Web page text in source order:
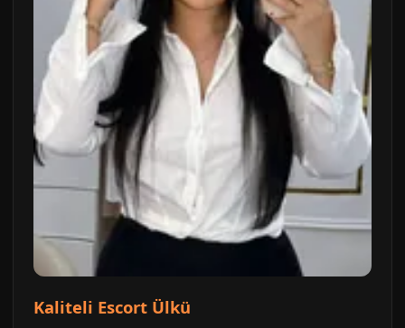
Kaliteli Escort Ülkü